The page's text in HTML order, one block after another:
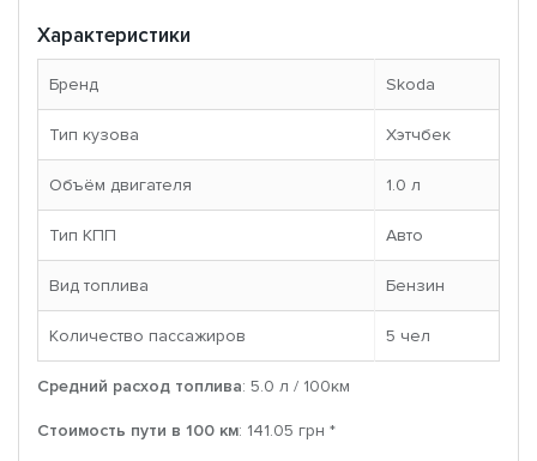
Характеристики
Бренд Skoda
Тип кузова Хэтчбек
Объём двигателя 1.0 л
Тип КПП Авто
Вид топлива Бензин
Количество пассажиров 5 чел
Средний расход топлива: 5.0 л / 100км
Стоимость пути в 100 км: 141.05 грн *